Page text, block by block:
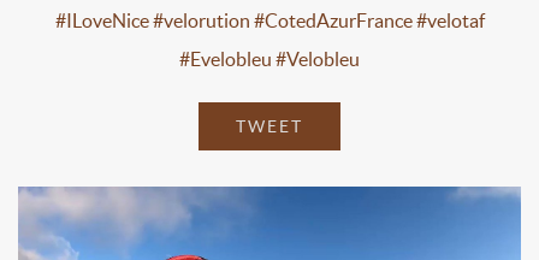
#ILoveNice#velorution #CotedAzurFrance#velotaf
#Evelobleu #Velobleu
TWEET